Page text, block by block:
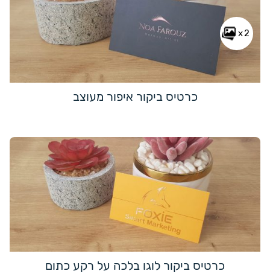
x2
כרטיס ביקור איפור מעוצב
כרטיס ביקור לוגו בלכה על רקע כתום